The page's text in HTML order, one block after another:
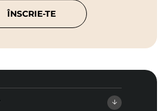
ÎNSCRIE-TE